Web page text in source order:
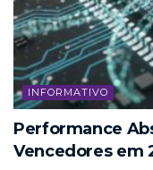
INFORMATIVO
Performance
Vencedores em